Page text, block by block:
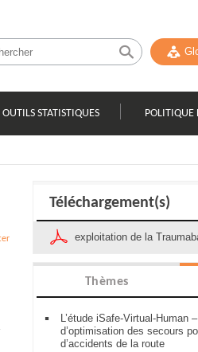
OUTILS STATISTIQUES POLITIQUE
Téléchargement(s)
exploitation de la
Thèmes
L’étude iSafe-Virtual-Human
d’optimisation des secours
d’accidents de la route